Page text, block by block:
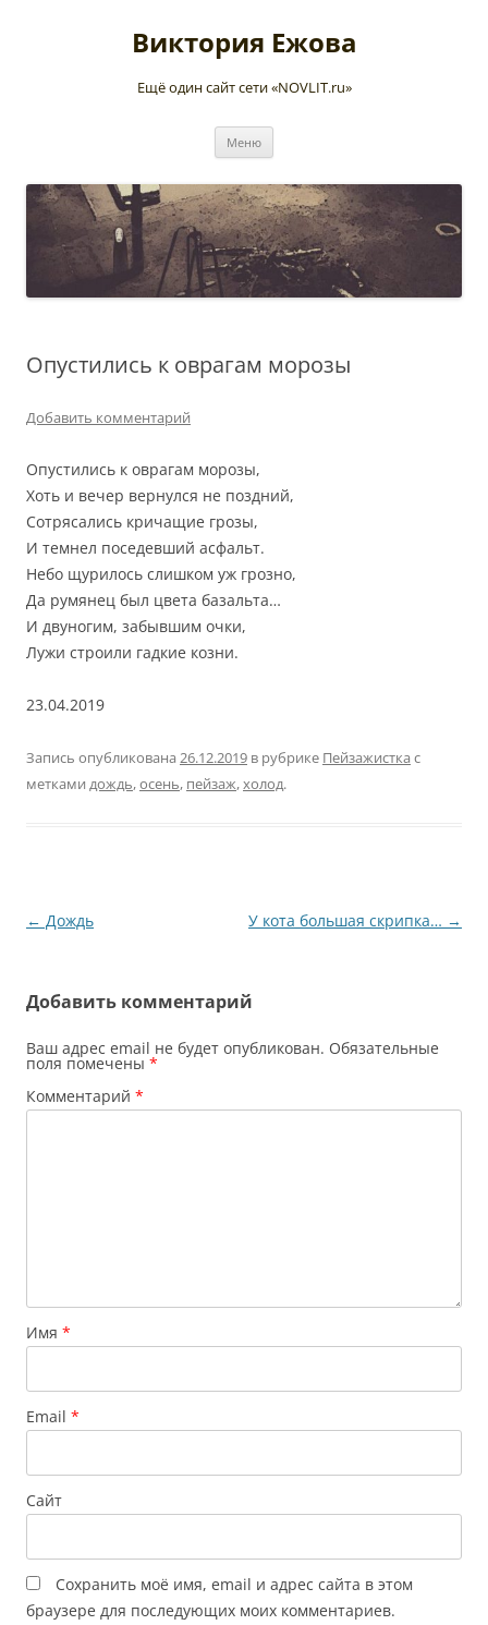
Виктория Ежова
Ещё один сайт сети «NOVLIT.ru»
Меню
Опустились к оврагам морозы
Добавить комментарий
Опустились к оврагам морозы,
Хоть и вечер вернулся не поздний,
Сотрясались кричащие грозы,
И темнел поседевший асфальт.
Небо щурилось слишком уж грозно,
Да румянец был цвета базальта…
И двуногим, забывшим очки,
Лужи строили гадкие козни.
23.04.2019
Запись опубликована 26.12.2019 в рубрике Пейзажистка с
метками дождь,осень, пейзаж,холод.
Навигация
← Дождь У кота большая скрипка… →
Добавить комментарий
Ваш адрес email не будет опубликован. Обязательные
поля помечены *
Комментарий *
Имя *
Email *
Сайт
Сохранить моё имя, email и адрес сайта в этом
браузере для последующих моих комментариев.